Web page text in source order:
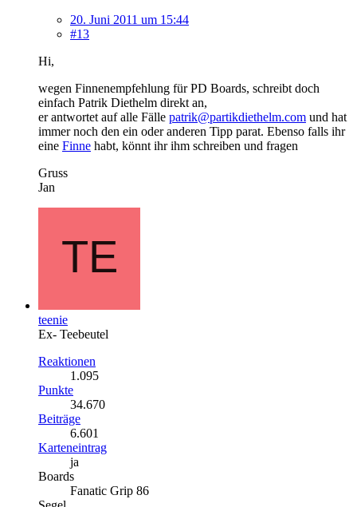
20. Juni 2011 um 15:44
#13
Hi,
wegen Finnenempfehlung für PD Boards, schreibt doch
einfach Patrik Diethelm direkt an,
er antwortet auf alle Fälle patrik@partikdiethelm.com und hat
immer noch den ein oder anderen Tipp parat. Ebenso falls ihr
eine Finne habt, könnt ihr ihm schreiben und fragen
Gruss
Jan
teenie
Ex- Teebeutel
Reaktionen
1.095
Punkte
34.670
Beiträge
6.601
Karteneintrag
ja
Boards
Fanatic Grip 86